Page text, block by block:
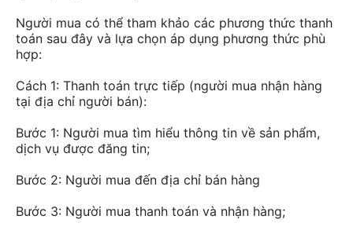
Người mua có thể tham khảo các phương thức thanh
toán sau đây và lựa chọn áp dụng phương thức phù
hợp:
Cách 1: Thanh toán trực tiếp (người mua nhận hàng
tại địa chỉ người bán):
Bước 1: Người mua tìm hiểu thông tin về sản phẩm,
dịch vụ được đăng tin;
Bước 2: Người mua đến địa chỉ bán hàng
Bước 3: Người mua thanh toán và nhận hàng;